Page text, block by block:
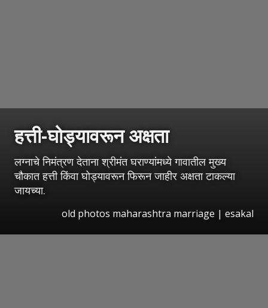
हत्ती-घोड्यावरून अक्षता
लग्नाचे निमंत्रण देताना श्रीमंत घराण्यांमध्ये गावातील मुख्य
चौकात हत्ती किंवा घोड्यावरून फिरून जाहीर अक्षता टाकल्या
जायच्या.
old photos maharashtra marriage | esakal